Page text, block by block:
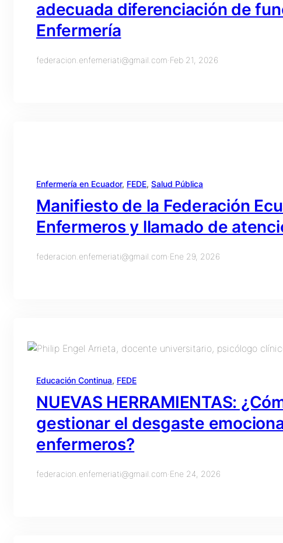
adecuada diferenciación de
Enfermería
federacion.enfemeriati@gmail.com·Feb 21, 2026
Enfermería en Ecuador, FEDE, Salud Pública
Manifiesto de la Federación
Enfermeros y llamado de
federacion.enfemeriati@gmail.com·Ene 29, 2026
Educación Continua, FEDE
NUEVAS HERRAMIENTAS:
gestionar el desgaste
enfermeros?
federacion.enfemeriati@gmail.com·Ene 24, 2026